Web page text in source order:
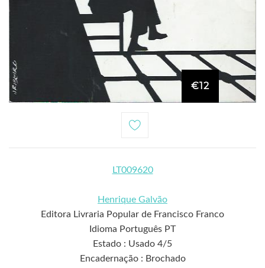
€12
LT009620
Henrique Galvão
Editora Livraria Popular de Francisco Franco
Idioma Português PT
Estado : Usado 4/5
Encadernação : Brochado